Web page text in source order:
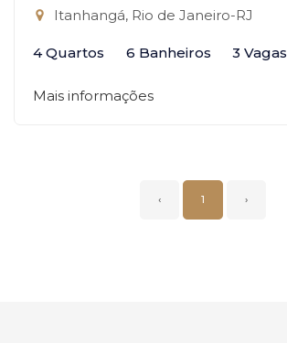
Itanhangá, Rio de Janeiro-RJ
4 Quartos 6 Banheiros 3 Vagas
Mais informações
‹ 1 ›